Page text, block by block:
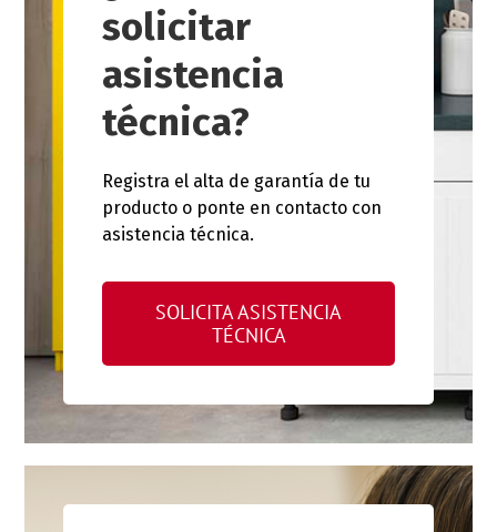
solicitar
asistencia
técnica?
Registra el alta de garantía de tu
producto o ponte en contacto con
asistencia técnica.
SOLICITA ASISTENCIA
TÉCNICA